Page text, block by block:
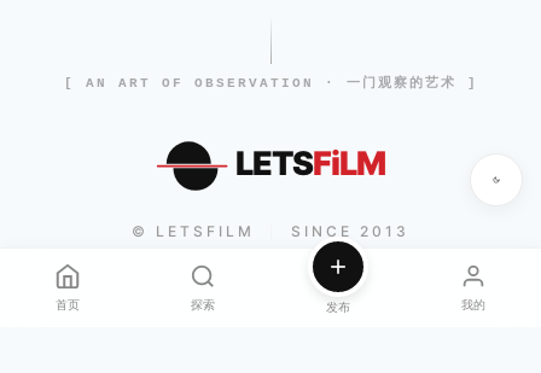
[ AN ART OF OBSERVATION · 一门观察的艺术 ]
LETSFiLM
© LETSFILM SINCE 2013
首页 探索 发布 我的